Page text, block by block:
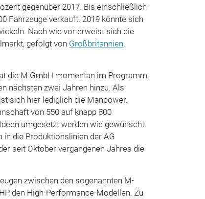
gegenüber 2017. Bis einschließlich
Fahrzeuge verkauft. 2019 könnte sich
Nach wie vor erweist sich die
gefolgt von Großbritannien,
die M GmbH momentan im Programm.
nächsten zwei Jahren hinzu. Als
sich hier lediglich die Manpower.
von 550 auf knapp 800
umgesetzt werden wie gewünscht.
in die Produktionslinien der AG
seit Oktober vergangenen Jahres die
zwischen den sogenannten M-
den High-Performance-Modellen. Zu